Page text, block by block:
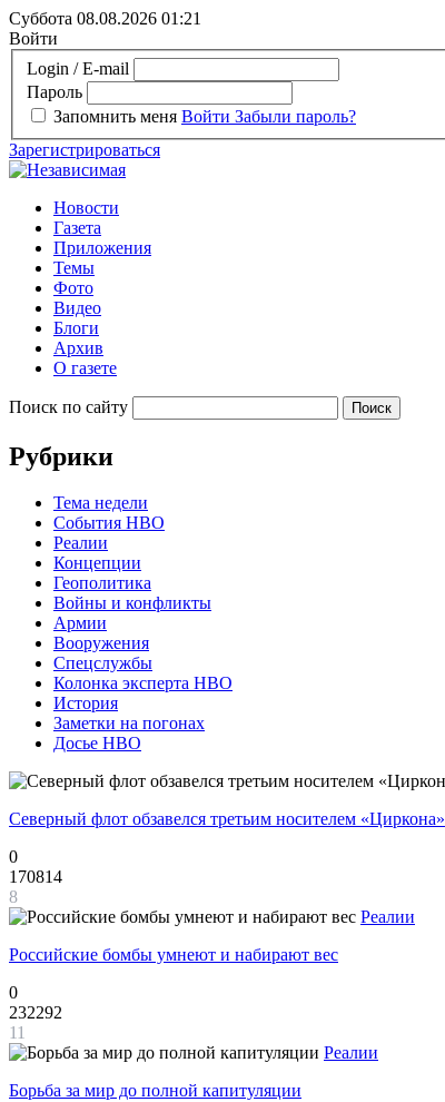
Суббота 08.08.2026 01:21
Войти
Login / E-mail
Пароль
Запомнить меня Войти Забыли пароль?
Зарегистрироваться
Новости
Газета
Приложения
Темы
Фото
Видео
Блоги
Архив
О газете
Поиск по сайту
Рубрики
Тема недели
События НВО
Реалии
Концепции
Геополитика
Войны и конфликты
Армии
Вооружения
Спецслужбы
Колонка эксперта НВО
История
Заметки на погонах
Досье НВО
Северный флот обзавелся третьим носителем «Циркона»
0
170814
8
Реалии
Российские бомбы умнеют и набирают вес
0
232292
11
Реалии
Борьба за мир до полной капитуляции